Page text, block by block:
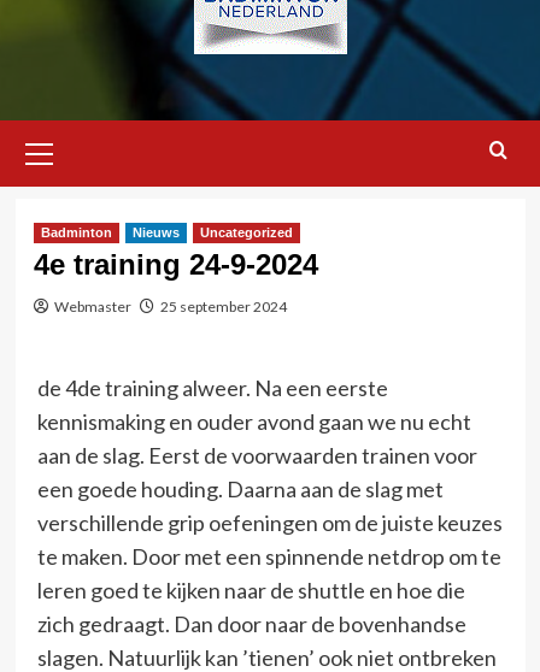
menu
Badminton Nieuws Uncategorized
4e training 24-9-2024
Webmaster 25 september 2024
de 4de training alweer. Na een eerste
kennismaking en ouder avond gaan we nu echt
aan de slag. Eerst de voorwaarden trainen voor
een goede houding. Daarna aan de slag met
verschillende grip oefeningen om de juiste keuzes
te maken. Door met een spinnende netdrop om te
leren goed te kijken naar de shuttle en hoe die
zich gedraagt. Dan door naar de bovenhandse
slagen. Natuurlijk kan ’tienen’ ook niet ontbreken